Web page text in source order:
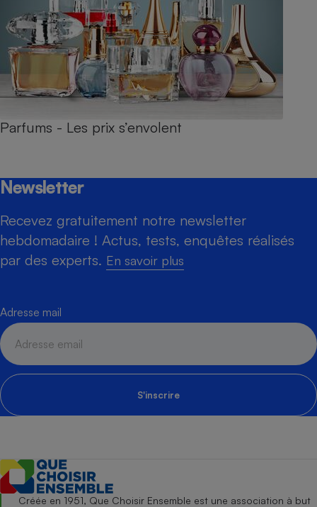
Parfums - Les prix s’envolent
Newsletter
Recevez gratuitement notre newsletter
hebdomadaire ! Actus, tests, enquêtes réalisés
par des experts. En savoir plus
Adresse mail
S'inscrire
Créée en 1951, Que Choisir Ensemble est une association à but